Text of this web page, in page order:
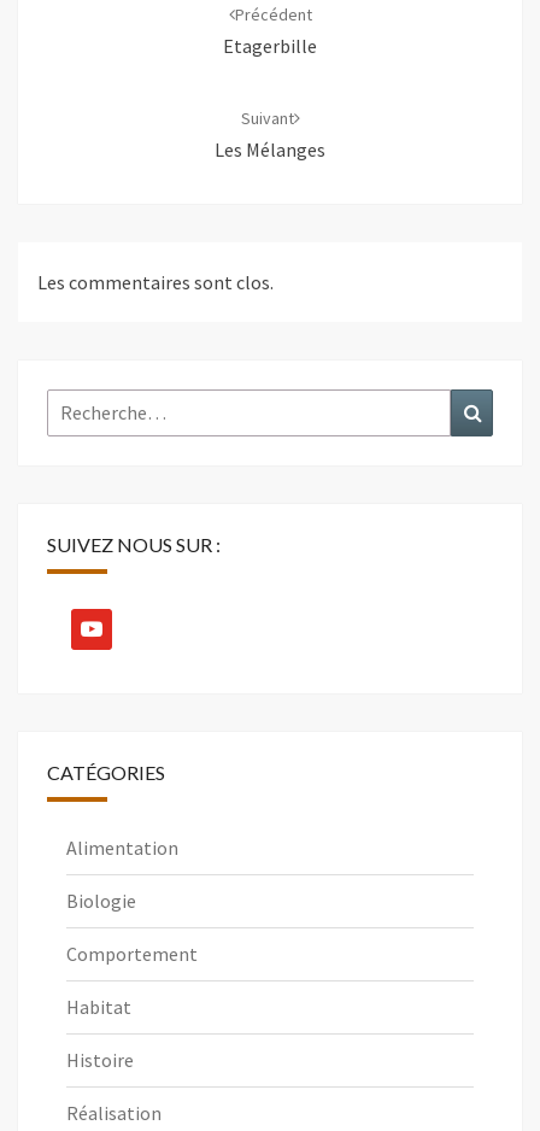
Précédent
Etagerbille
Suivant
Les Mélanges
Les commentaires sont clos.
Rechercher :
SUIVEZ NOUS SUR :
youtube
CATÉGORIES
Alimentation
Biologie
Comportement
Habitat
Histoire
Réalisation